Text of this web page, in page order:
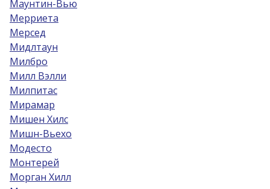
Маунтин-Вью
Мерриета
Мерсед
Мидлтаун
Милбро
Милл Вэлли
Милпитас
Мирамар
Мишен Хилс
Мишн-Вьехо
Модесто
Монтерей
Морган Хилл